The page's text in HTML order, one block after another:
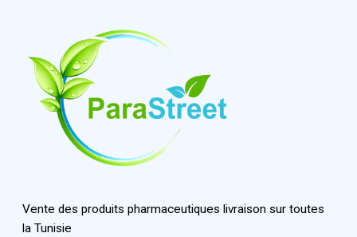
Vente des produits pharmaceutiques livraison sur toutes
la Tunisie